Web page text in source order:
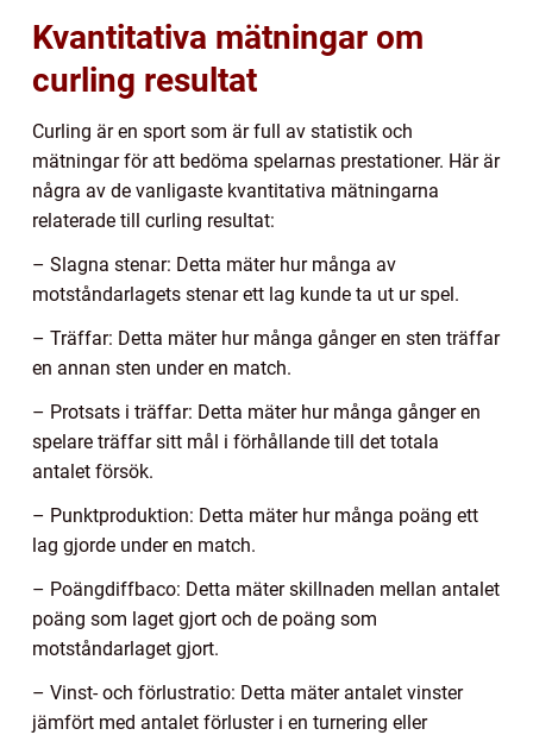
Kvantitativa mätningar om
curling resultat
Curling är en sport som är full av statistik och
mätningar för att bedöma spelarnas prestationer. Här är
några av de vanligaste kvantitativa mätningarna
relaterade till curling resultat:
– Slagna stenar: Detta mäter hur många av
motståndarlagets stenar ett lag kunde ta ut ur spel.
– Träffar: Detta mäter hur många gånger en sten träffar
en annan sten under en match.
– Protsats i träffar: Detta mäter hur många gånger en
spelare träffar sitt mål i förhållande till det totala
antalet försök.
– Punktproduktion: Detta mäter hur många poäng ett
lag gjorde under en match.
– Poängdiffbaco: Detta mäter skillnaden mellan antalet
poäng som laget gjort och de poäng som
motståndarlaget gjort.
– Vinst- och förlustratio: Detta mäter antalet vinster
jämfört med antalet förluster i en turnering eller